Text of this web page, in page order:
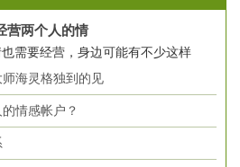
营两个人的情
需要经营，身边可能有不少这样
海灵格独到的见
情感帐户？